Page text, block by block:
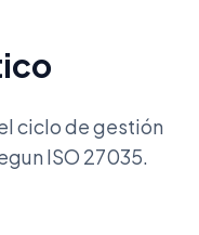
ciclo de gestión
ISO 27035.